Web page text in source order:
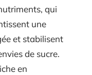
qui
une
et stabilisent
de sucre.
en